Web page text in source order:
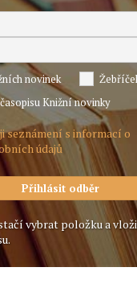
novinek
Knižní novinky
seznámení s informací o
údajů
vybrat položku a